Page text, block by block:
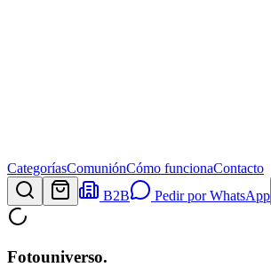
CategoríasComuniónCómo funcionaContacto
B2B
Pedir por WhatsApp
Fotouniverso.